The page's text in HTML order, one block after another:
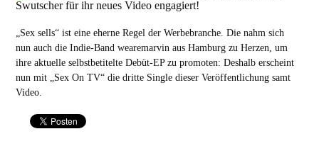
„Sex sells“ ist eine eherne Regel der Werbebranche. Die nahm sich
nun auch die Indie-Band wearemarvin aus Hamburg zu Herzen, um
ihre aktuelle selbstbetitelte Debüt-EP zu promoten: Deshalb erscheint
nun mit „Sex On TV“ die dritte Single dieser Veröffentlichung samt
Video.